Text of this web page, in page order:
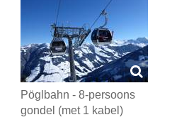
Pöglbahn - 8-persoons
gondel (met 1 kabel)